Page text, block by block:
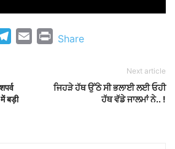
Telegram
Email Print
Share
बड़ी
Next article
ਜਿਹੜੇ ਹੱਥ ਉੱਠੇ ਸੀ ਭਲਾਈ ਲਈ ਓਹੀ
ਹੱਥ ਵੱਡੇ ਜਾਲਮਾਂ ਨੇ.. !